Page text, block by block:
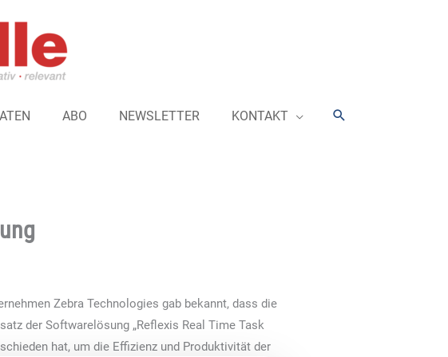
ABO NEWSLETTER KONTAKT Suchen
Zebra Technologies gab bekannt, dass die
der Softwarelösung „Reflexis Real Time Task
hat, um die Effizienz und Produktivität der